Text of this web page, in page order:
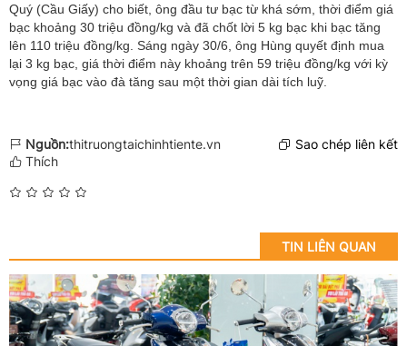
Quý (Cầu Giấy) cho biết, ông đầu tư bạc từ khá sớm, thời điểm giá
bạc khoảng 30 triệu đồng/kg và đã chốt lời 5 kg bạc khi bạc tăng
lên 110 triệu đồng/kg. Sáng ngày 30/6, ông Hùng quyết định mua
lại 3 kg bạc, giá thời điểm này khoảng trên 59 triệu đồng/kg với kỳ
vọng giá bạc vào đà tăng sau một thời gian dài tích luỹ.
Nguồn:thitruongtaichinhtiente.vn
Sao chép liên kết
Thích
TIN LIÊN QUAN